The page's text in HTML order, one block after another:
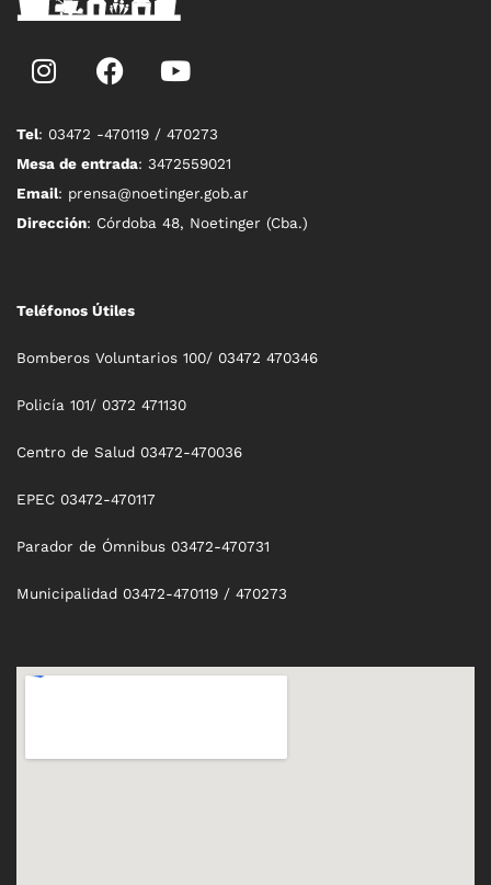
Tel: 03472 -470119 / 470273
Mesa de entrada: 3472559021
Email: prensa@noetinger.gob.ar
Dirección: Córdoba 48, Noetinger (Cba.)
Teléfonos Útiles
Bomberos Voluntarios 100/ 03472 470346
Policía 101/ 0372 471130
Centro de Salud 03472-470036
EPEC 03472-470117
Parador de Ómnibus 03472-470731
Municipalidad 03472-470119 / 470273